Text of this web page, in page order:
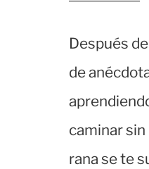
Después
de
caminar
rana se te